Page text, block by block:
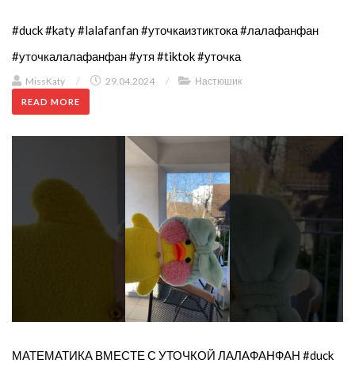
#duck #katy #lalafanfan #уточкаизтиктока #лалафанфан
#уточкалалафанфан #утя #tiktok #уточка
MissKaty / 29.04.2024 / Настюшик
READ MORE
МАТЕМАТИКА ВМЕСТЕ С УТОЧКОЙ ЛАЛАФАНФАН #duck